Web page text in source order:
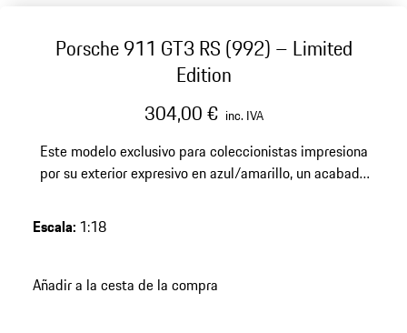
Porsche 911 GT3 RS (992) – Limited
Edition
304,00 € inc. IVA
Este modelo exclusivo para coleccionistas impresiona
por su exterior expresivo en azul/amarillo, un acabado
piezas, un punto culminante dinámico para cualquier
Escala: 1:18
Añadir a la cesta de la compra